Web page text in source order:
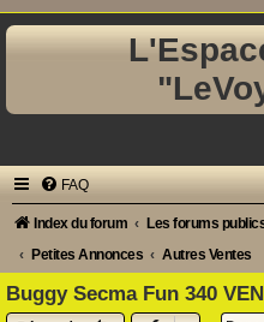
FAQ
Index du forum
Les forums
Petites Annonces
Autres Ventes
Buggy Secma Fun 340